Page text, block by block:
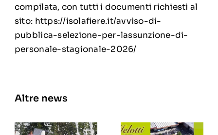
compilata, con tutti i documenti richiesti al
sito: https://isolafiere.it/avviso-di-
pubblica-selezione-per-lassunzione-di-
personale-stagionale-2026/
Altre news